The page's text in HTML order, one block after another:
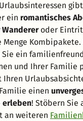
ein romantisches
oder
Sie ein
und Ihrer Familie
Ihren
einen
erleben! Stöbern Sie
an weiteren